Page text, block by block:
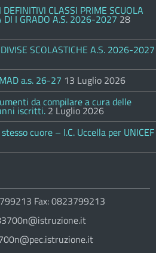
CLASSI PRIME SCUOLA
DI I GRADO A.S. 2026-2027 28
SCOLASTICHE A.S. 2026-2027
a.s. 26-27 13 Luglio 2026
da compilare a cura delle
iscritti. 2 Luglio 2026
cuore – I.C. Uccella per UNICEF
Fax: 0823799213